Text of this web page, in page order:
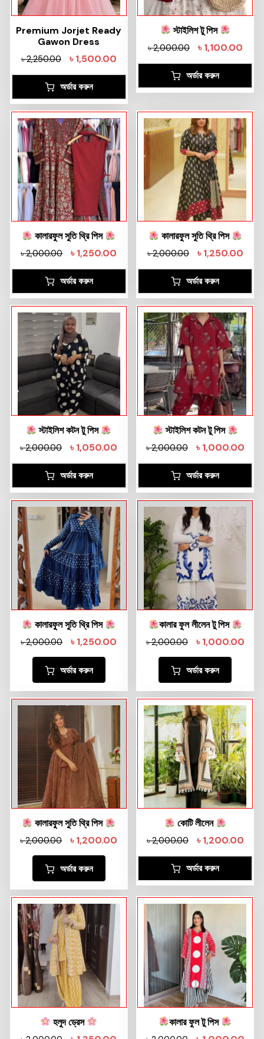
Premium Jorjet Ready
Gawon Dress
৳2,250.00 ৳1,500.00
অর্ডার করুন
স্টাইলিশ টু পিস
৳2,000.00 ৳1,100.00
অর্ডার করুন
কালারফুল সুতি থ্রি পিস
৳2,000.00 ৳1,250.00
অর্ডার করুন
কালারফুল সুতি থ্রি পিস
৳2,000.00 ৳1,250.00
অর্ডার করুন
স্টাইলিশ কটন টু পিস
৳2,000.00 ৳1,050.00
অর্ডার করুন
স্টাইলিশ কটন টু পিস
৳2,000.00 ৳1,000.00
অর্ডার করুন
কালারফুল সুতি থ্রি পিস
৳2,000.00 ৳1,250.00
অর্ডার করুন
কালার ফুল লীলেন টু পিস
৳2,000.00 ৳1,000.00
অর্ডার করুন
কালারফুল সুতি থ্রি পিস
৳2,000.00 ৳1,200.00
অর্ডার করুন
কোটি লীলেন
৳2,000.00 ৳1,200.00
অর্ডার করুন
হলুদ ড্রেস কালার ফুল টু পিস